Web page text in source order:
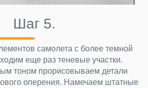
Шаг 5.
самолета с более темной
еще раз теневые участки.
тоном прорисовываем детали
оперения. Намечаем штатные